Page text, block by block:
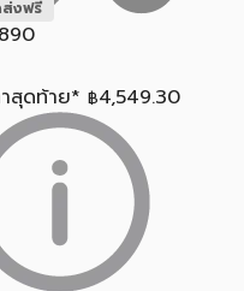
งฟรี
สุดท้าย* ฿4,549.30